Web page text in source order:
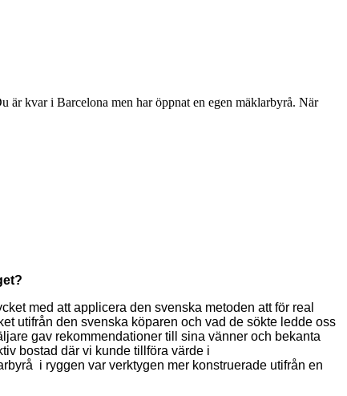
är kvar i Barcelona men har öppnat en egen mäklarbyrå. När
med att applicera den svenska metoden att för real
utifrån den svenska köparen och vad de sökte ledde oss
gav rekommendationer till sina vänner och bekanta
bostad där vi kunde tillföra värde i
i ryggen var verktygen mer konstruerade utifrån en